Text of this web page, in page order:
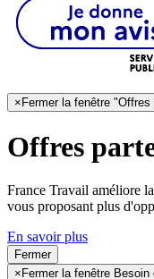
×Fermer la fenêtre "Offres
Offres
France Travail améliore
vous proposant plus
En savoir plus
Fermer
× Fermer la fenêtre